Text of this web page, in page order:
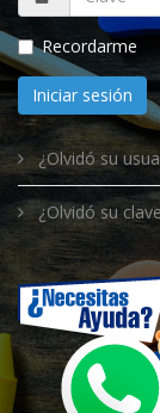
Recordarme
Iniciar sesión
¿Olvidó su
¿Olvidó su